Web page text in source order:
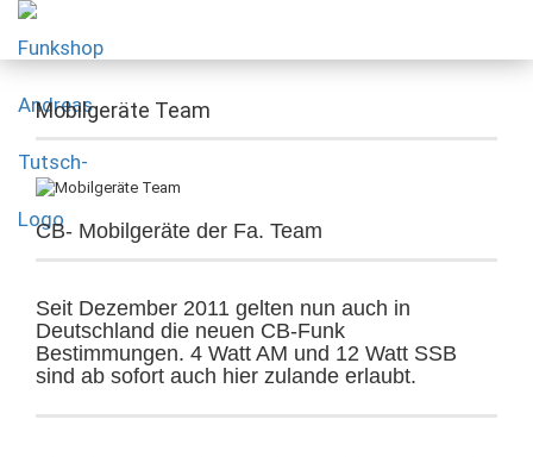
Mobilgeräte Team
CB- Mobilgeräte der Fa. Team
Seit Dezember 2011 gelten nun auch in
Deutschland die neuen CB-Funk
Bestimmungen. 4 Watt AM und 12 Watt SSB
sind ab sofort auch hier zulande erlaubt.